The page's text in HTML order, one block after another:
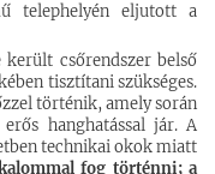
telephelyén eljutott a
került csőrendszer belső
tisztítani szükséges.
történik, amely során
hanghatással jár. A
technikai okok miatt
fog történni; a